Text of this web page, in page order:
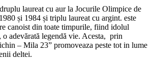
laureat cu aur la Jocurile Olimpice de
și 1984 și triplu laureat cu argint. este
canoist din toate timpurile, fiind idolul
adevărată legendă vie. Acesta, prin
– Mila 23” promoveaza peste tot in lume
deltei.